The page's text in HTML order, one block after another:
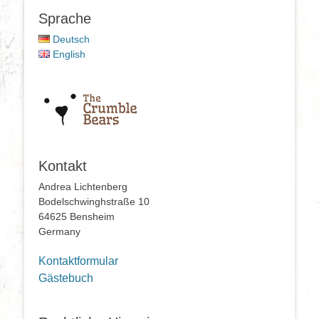
Sprache
Deutsch
English
Kontakt
Andrea Lichtenberg
Bodelschwinghstraße 10
64625 Bensheim
Germany
Kontaktformular
Gästebuch